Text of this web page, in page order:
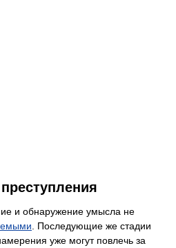
и обнаружение умысла не
. Последующие же стадии
уже могут повлечь за